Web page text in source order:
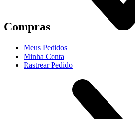
Compras
Meus Pedidos
Minha Conta
Rastrear Pedido